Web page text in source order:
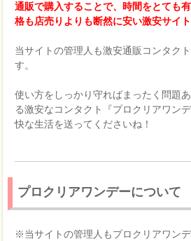
通販で購入することで、時間をとても
格も店売りよりも断然に安い激安サイ
当サイトの管理人も激安通販コンタク
す。
使い方をしっかり守ればまったく問題
る激安なコンタクト『プロクリアワン
快な生活を送ってくださいね！
プロクリアワンデーについて
※当サイトの管理人もプロクリアワン